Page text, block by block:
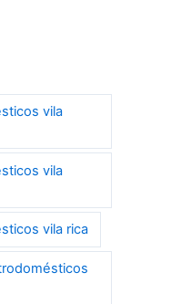
vila
vila
vila rica